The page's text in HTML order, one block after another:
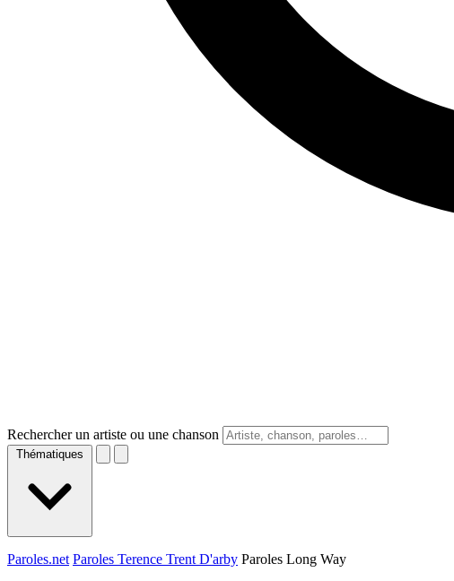
Rechercher un artiste ou une chanson
Thématiques
Paroles.net Paroles Terence Trent D'arby Paroles Long Way